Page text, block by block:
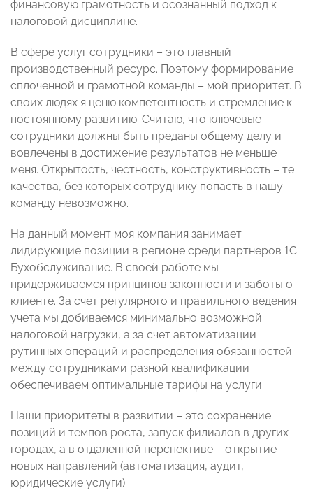
финансовую грамотность и осознанный подход к
налоговой дисциплине.
В сфере услуг сотрудники – это главный
производственный ресурс. Поэтому формирование
сплоченной и грамотной команды – мой приоритет. В
своих людях я ценю компетентность и стремление к
постоянному развитию. Считаю, что ключевые
сотрудники должны быть преданы общему делу и
вовлечены в достижение результатов не меньше
меня. Открытость, честность, конструктивность – те
качества, без которых сотруднику попасть в нашу
команду невозможно.
На данный момент моя компания занимает
лидирующие позиции в регионе среди партнеров 1С:
Бухобслуживание. В своей работе мы
придерживаемся принципов законности и заботы о
клиенте. За счет регулярного и правильного ведения
учета мы добиваемся минимально возможной
налоговой нагрузки, а за счет автоматизации
рутинных операций и распределения обязанностей
между сотрудниками разной квалификации
обеспечиваем оптимальные тарифы на услуги.
Наши приоритеты в развитии – это сохранение
позиций и темпов роста, запуск филиалов в других
городах, а в отдаленной перспективе – открытие
новых направлений (автоматизация, аудит,
юридические услуги).